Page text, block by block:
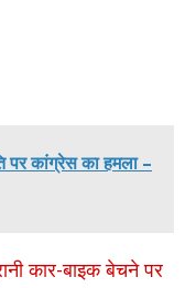
पर कांग्रेस का हमला –
कार-बाइक बेचने पर